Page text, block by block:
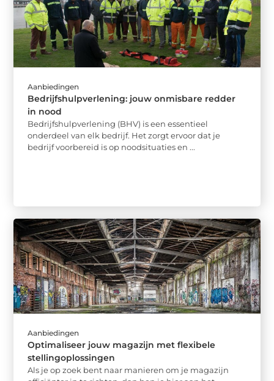
Aanbiedingen
Bedrijfshulpverlening: jouw onmisbare redder
in nood
Bedrijfshulpverlening (BHV) is een essentieel
onderdeel van elk bedrijf. Het zorgt ervoor dat je
bedrijf voorbereid is op noodsituaties en ...
Aanbiedingen
Optimaliseer jouw magazijn met flexibele
stellingoplossingen
Als je op zoek bent naar manieren om je magazijn